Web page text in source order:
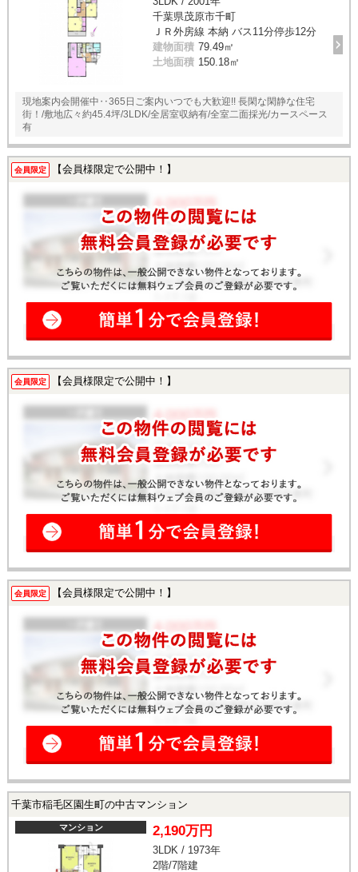
千葉県茂原市千町
ＪＲ外房線 本納 バス11分停歩12分
建物面積 79.49㎡
土地面積 150.18㎡
現地案内会開催中‥365日ご案内いつでも大歓迎!! 長閑な閑静な住宅
街！/敷地広々約45.4坪/3LDK/全居室収納有/全室二面採光/カースペース
有
会員限定 【会員様限定で公開中！】
会員限定 【会員様限定で公開中！】
会員限定 【会員様限定で公開中！】
千葉市稲毛区園生町の中古マンション
マンション 2,190万円
3LDK / 1973年
2階/7階建